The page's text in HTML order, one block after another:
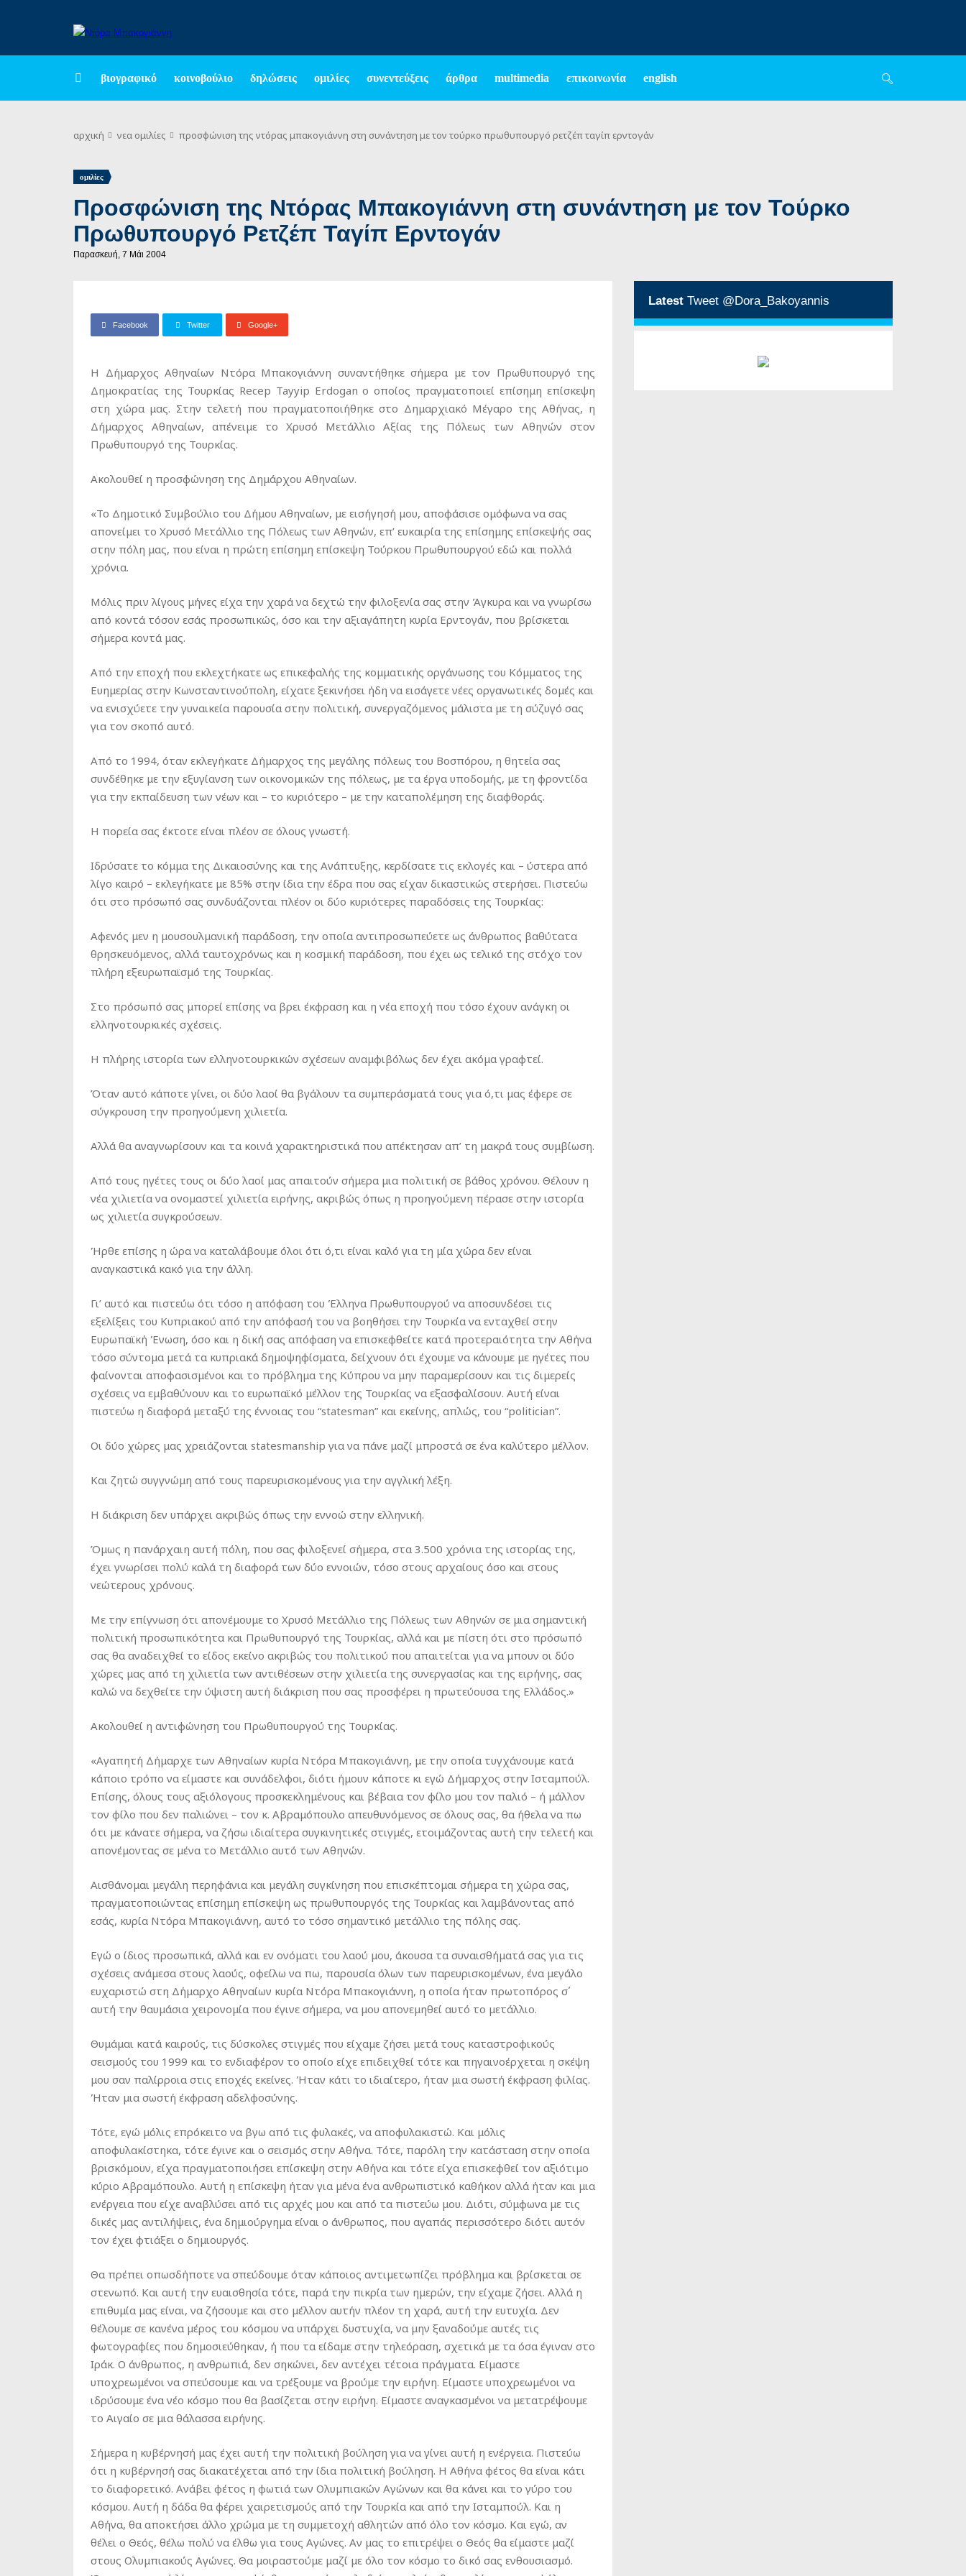
βιογραφικό κοινοβούλιο δηλώσεις ομιλίες συνεντεύξεις άρθρα multimedia επικοινωνία english
αρχική νεα ομιλίες προσφώνιση της ντόρας μπακογιάννη στη συνάντηση με τον τούρκο πρωθυπουργό ρετζέπ ταγίπ ερντογάν
ομιλίες
Προσφώνιση της Ντόρας Μπακογιάννη στη συνάντηση με τον Τούρκο
Πρωθυπουργό Ρετζέπ Ταγίπ Ερντογάν
Παρασκευή, 7 Μάι 2004
Facebook Twitter Google+
Η Δήμαρχος Αθηναίων Ντόρα Μπακογιάννη συναντήθηκε σήμερα με τον Πρωθυπουργό της
Δημοκρατίας της Τουρκίας Recep Tayyip Erdogan o οποίος πραγματοποιεί επίσημη επίσκεψη
στη χώρα μας. Στην τελετή που πραγματοποιήθηκε στο Δημαρχιακό Μέγαρο της Αθήνας, η
Δήμαρχος Αθηναίων, απένειμε το Χρυσό Μετάλλιο Αξίας της Πόλεως των Αθηνών στον
Πρωθυπουργό της Τουρκίας.
Ακολουθεί η προσφώνηση της Δημάρχου Αθηναίων.
«Το Δημοτικό Συμβούλιο του Δήμου Αθηναίων, με εισήγησή μου, αποφάσισε ομόφωνα να σας
απονείμει το Χρυσό Μετάλλιο της Πόλεως των Αθηνών, επ’ ευκαιρία της επίσημης επίσκεψής σας
στην πόλη μας, που είναι η πρώτη επίσημη επίσκεψη Τούρκου Πρωθυπουργού εδώ και πολλά
χρόνια.
Μόλις πριν λίγους μήνες είχα την χαρά να δεχτώ την φιλοξενία σας στην Άγκυρα και να γνωρίσω
από κοντά τόσον εσάς προσωπικώς, όσο και την αξιαγάπητη κυρία Ερντογάν, που βρίσκεται
σήμερα κοντά μας.
Από την εποχή που εκλεχτήκατε ως επικεφαλής της κομματικής οργάνωσης του Κόμματος της
Ευημερίας στην Κωνσταντινούπολη, είχατε ξεκινήσει ήδη να εισάγετε νέες οργανωτικές δομές και
να ενισχύετε την γυναικεία παρουσία στην πολιτική, συνεργαζόμενος μάλιστα με τη σύζυγό σας
για τον σκοπό αυτό.
Από το 1994, όταν εκλεγήκατε Δήμαρχος της μεγάλης πόλεως του Βοσπόρου, η θητεία σας
συνδέθηκε με την εξυγίανση των οικονομικών της πόλεως, με τα έργα υποδομής, με τη φροντίδα
για την εκπαίδευση των νέων και – το κυριότερο – με την καταπολέμηση της διαφθοράς.
Η πορεία σας έκτοτε είναι πλέον σε όλους γνωστή.
Ιδρύσατε το κόμμα της Δικαιοσύνης και της Ανάπτυξης, κερδίσατε τις εκλογές και – ύστερα από
λίγο καιρό – εκλεγήκατε με 85% στην ίδια την έδρα που σας είχαν δικαστικώς στερήσει. Πιστεύω
ότι στο πρόσωπό σας συνδυάζονται πλέον οι δύο κυριότερες παραδόσεις της Τουρκίας:
Αφενός μεν η μουσουλμανική παράδοση, την οποία αντιπροσωπεύετε ως άνθρωπος βαθύτατα
θρησκευόμενος, αλλά ταυτοχρόνως και η κοσμική παράδοση, που έχει ως τελικό της στόχο τον
πλήρη εξευρωπαϊσμό της Τουρκίας.
Στο πρόσωπό σας μπορεί επίσης να βρει έκφραση και η νέα εποχή που τόσο έχουν ανάγκη οι
ελληνοτουρκικές σχέσεις.
Η πλήρης ιστορία των ελληνοτουρκικών σχέσεων αναμφιβόλως δεν έχει ακόμα γραφτεί.
Όταν αυτό κάποτε γίνει, οι δύο λαοί θα βγάλουν τα συμπεράσματά τους για ό,τι μας έφερε σε
σύγκρουση την προηγούμενη χιλιετία.
Αλλά θα αναγνωρίσουν και τα κοινά χαρακτηριστικά που απέκτησαν απ’ τη μακρά τους συμβίωση.
Από τους ηγέτες τους οι δύο λαοί μας απαιτούν σήμερα μια πολιτική σε βάθος χρόνου. Θέλουν η
νέα χιλιετία να ονομαστεί χιλιετία ειρήνης, ακριβώς όπως η προηγούμενη πέρασε στην ιστορία
ως χιλιετία συγκρούσεων.
Ήρθε επίσης η ώρα να καταλάβουμε όλοι ότι ό,τι είναι καλό για τη μία χώρα δεν είναι
αναγκαστικά κακό για την άλλη.
Γι’ αυτό και πιστεύω ότι τόσο η απόφαση του Έλληνα Πρωθυπουργού να αποσυνδέσει τις
εξελίξεις του Κυπριακού από την απόφασή του να βοηθήσει την Τουρκία να ενταχθεί στην
Ευρωπαϊκή Ένωση, όσο και η δική σας απόφαση να επισκεφθείτε κατά προτεραιότητα την Αθήνα
τόσο σύντομα μετά τα κυπριακά δημοψηφίσματα, δείχνουν ότι έχουμε να κάνουμε με ηγέτες που
φαίνονται αποφασισμένοι και το πρόβλημα της Κύπρου να μην παραμερίσουν και τις διμερείς
σχέσεις να εμβαθύνουν και το ευρωπαϊκό μέλλον της Τουρκίας να εξασφαλίσουν. Αυτή είναι
πιστεύω η διαφορά μεταξύ της έννοιας του “statesman” και εκείνης, απλώς, του “politician”.
Οι δύο χώρες μας χρειάζονται statesmanship για να πάνε μαζί μπροστά σε ένα καλύτερο μέλλον.
Και ζητώ συγγνώμη από τους παρευρισκομένους για την αγγλική λέξη.
Η διάκριση δεν υπάρχει ακριβώς όπως την εννοώ στην ελληνική.
Όμως η πανάρχαιη αυτή πόλη, που σας φιλοξενεί σήμερα, στα 3.500 χρόνια της ιστορίας της,
έχει γνωρίσει πολύ καλά τη διαφορά των δύο εννοιών, τόσο στους αρχαίους όσο και στους
νεώτερους χρόνους.
Με την επίγνωση ότι απονέμουμε το Χρυσό Μετάλλιο της Πόλεως των Αθηνών σε μια σημαντική
πολιτική προσωπικότητα και Πρωθυπουργό της Τουρκίας, αλλά και με πίστη ότι στο πρόσωπό
σας θα αναδειχθεί το είδος εκείνο ακριβώς του πολιτικού που απαιτείται για να μπουν οι δύο
χώρες μας από τη χιλιετία των αντιθέσεων στην χιλιετία της συνεργασίας και της ειρήνης, σας
καλώ να δεχθείτε την ύψιστη αυτή διάκριση που σας προσφέρει η πρωτεύουσα της Ελλάδος.»
Ακολουθεί η αντιφώνηση του Πρωθυπουργού της Τουρκίας.
«Αγαπητή Δήμαρχε των Αθηναίων κυρία Ντόρα Μπακογιάννη, με την οποία τυγχάνουμε κατά
κάποιο τρόπο να είμαστε και συνάδελφοι, διότι ήμουν κάποτε κι εγώ Δήμαρχος στην Ισταμπούλ.
Επίσης, όλους τους αξιόλογους προσκεκλημένους και βέβαια τον φίλο μου τον παλιό – ή μάλλον
τον φίλο που δεν παλιώνει – τον κ. Αβραμόπουλο απευθυνόμενος σε όλους σας, θα ήθελα να πω
ότι με κάνατε σήμερα, να ζήσω ιδιαίτερα συγκινητικές στιγμές, ετοιμάζοντας αυτή την τελετή και
απονέμοντας σε μένα το Μετάλλιο αυτό των Αθηνών.
Αισθάνομαι μεγάλη περηφάνια και μεγάλη συγκίνηση που επισκέπτομαι σήμερα τη χώρα σας,
πραγματοποιώντας επίσημη επίσκεψη ως πρωθυπουργός της Τουρκίας και λαμβάνοντας από
εσάς, κυρία Ντόρα Μπακογιάννη, αυτό το τόσο σημαντικό μετάλλιο της πόλης σας.
Εγώ ο ίδιος προσωπικά, αλλά και εν ονόματι του λαού μου, άκουσα τα συναισθήματά σας για τις
σχέσεις ανάμεσα στους λαούς, οφείλω να πω, παρουσία όλων των παρευρισκομένων, ένα μεγάλο
ευχαριστώ στη Δήμαρχο Αθηναίων κυρία Ντόρα Μπακογιάννη, η οποία ήταν πρωτοπόρος σ΄
αυτή την θαυμάσια χειρονομία που έγινε σήμερα, να μου απονεμηθεί αυτό το μετάλλιο.
Θυμάμαι κατά καιρούς, τις δύσκολες στιγμές που είχαμε ζήσει μετά τους καταστροφικούς
σεισμούς του 1999 και το ενδιαφέρον το οποίο είχε επιδειχθεί τότε και πηγαινοέρχεται η σκέψη
μου σαν παλίρροια στις εποχές εκείνες. Ήταν κάτι το ιδιαίτερο, ήταν μια σωστή έκφραση φιλίας.
Ήταν μια σωστή έκφραση αδελφοσύνης.
Τότε, εγώ μόλις επρόκειτο να βγω από τις φυλακές, να αποφυλακιστώ. Και μόλις
αποφυλακίστηκα, τότε έγινε και ο σεισμός στην Αθήνα. Τότε, παρόλη την κατάσταση στην οποία
βρισκόμουν, είχα πραγματοποιήσει επίσκεψη στην Αθήνα και τότε είχα επισκεφθεί τον αξιότιμο
κύριο Αβραμόπουλο. Αυτή η επίσκεψη ήταν για μένα ένα ανθρωπιστικό καθήκον αλλά ήταν και μια
ενέργεια που είχε αναβλύσει από τις αρχές μου και από τα πιστεύω μου. Διότι, σύμφωνα με τις
δικές μας αντιλήψεις, ένα δημιούργημα είναι ο άνθρωπος, που αγαπάς περισσότερο διότι αυτόν
τον έχει φτιάξει ο δημιουργός.
Θα πρέπει οπωσδήποτε να σπεύδουμε όταν κάποιος αντιμετωπίζει πρόβλημα και βρίσκεται σε
στενωπό. Και αυτή την ευαισθησία τότε, παρά την πικρία των ημερών, την είχαμε ζήσει. Αλλά η
επιθυμία μας είναι, να ζήσουμε και στο μέλλον αυτήν πλέον τη χαρά, αυτή την ευτυχία. Δεν
θέλουμε σε κανένα μέρος του κόσμου να υπάρχει δυστυχία, να μην ξαναδούμε αυτές τις
φωτογραφίες που δημοσιεύθηκαν, ή που τα είδαμε στην τηλεόραση, σχετικά με τα όσα έγιναν στο
Ιράκ. Ο άνθρωπος, η ανθρωπιά, δεν σηκώνει, δεν αντέχει τέτοια πράγματα. Είμαστε
υποχρεωμένοι να σπεύσουμε και να τρέξουμε να βρούμε την ειρήνη. Είμαστε υποχρεωμένοι να
ιδρύσουμε ένα νέο κόσμο που θα βασίζεται στην ειρήνη. Είμαστε αναγκασμένοι να μετατρέψουμε
το Αιγαίο σε μια θάλασσα ειρήνης.
Σήμερα η κυβέρνησή μας έχει αυτή την πολιτική βούληση για να γίνει αυτή η ενέργεια. Πιστεύω
ότι η κυβέρνησή σας διακατέχεται από την ίδια πολιτική βούληση. Η Αθήνα φέτος θα είναι κάτι
το διαφορετικό. Ανάβει φέτος η φωτιά των Ολυμπιακών Αγώνων και θα κάνει και το γύρο του
κόσμου. Αυτή η δάδα θα φέρει χαιρετισμούς από την Τουρκία και από την Ισταμπούλ. Και η
Αθήνα, θα αποκτήσει άλλο χρώμα με τη συμμετοχή αθλητών από όλο τον κόσμο. Και εγώ, αν
θέλει ο Θεός, θέλω πολύ να έλθω για τους Αγώνες. Αν μας το επιτρέψει ο Θεός θα είμαστε μαζί
στους Ολυμπιακούς Αγώνες. Θα μοιραστούμε μαζί με όλο τον κόσμο το δικό σας ενθουσιασμό.
Latest Tweet @Dora_Bakoyannis